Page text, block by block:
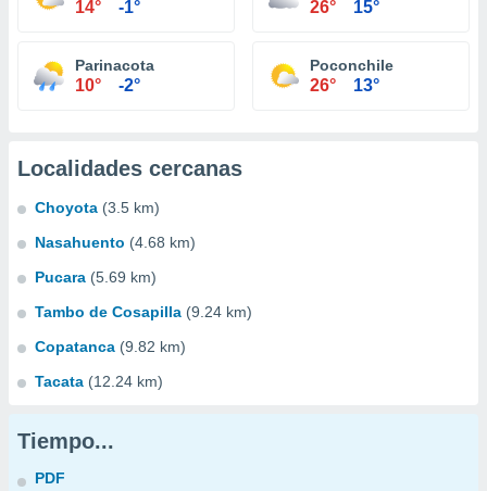
14° -1° 26° 15°
Parinacota
10° -2°
Poconchile
26° 13°
Localidades cercanas
Choyota (3.5 km)
Nasahuento (4.68 km)
Pucara (5.69 km)
Tambo de Cosapilla (9.24 km)
Copatanca (9.82 km)
Tacata (12.24 km)
Tiempo...
PDF